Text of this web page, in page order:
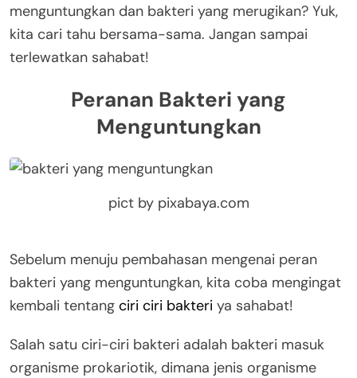
menguntungkan dan bakteri yang merugikan? Yuk,
kita cari tahu bersama-sama. Jangan sampai
terlewatkan sahabat!
Peranan Bakteri yang
Menguntungkan
pict by pixabaya.com
Sebelum menuju pembahasan mengenai peran
bakteri yang menguntungkan, kita coba mengingat
kembali tentang ciri ciri bakteri ya sahabat!
Salah satu ciri-ciri bakteri adalah bakteri masuk
organisme prokariotik, dimana jenis organisme